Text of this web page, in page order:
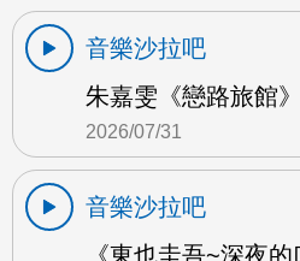
音樂沙拉吧
朱嘉雯《戀路旅館
2026/07/31
音樂沙拉吧
《東也圭吾~深夜